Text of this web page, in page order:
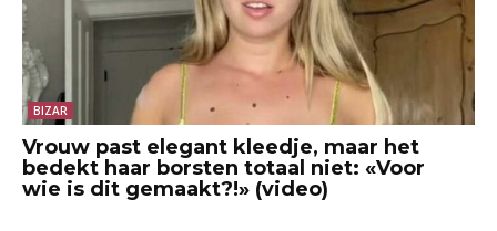
BIZAR
Vrouw past elegant kleedje, maar het
bedekt haar borsten totaal niet: «Voor
wie is dit gemaakt?!» (video)